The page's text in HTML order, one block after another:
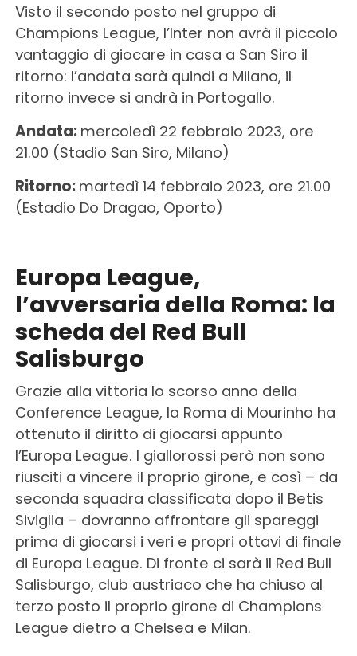
Visto il secondo posto nel gruppo di
Champions League, l’Inter non avrà il piccolo
vantaggio di giocare in casa a San Siro il
ritorno: l’andata sarà quindi a Milano, il
ritorno invece si andrà in Portogallo.
Andata: mercoledì 22 febbraio 2023, ore
21.00 (Stadio San Siro, Milano)
Ritorno: martedì 14 febbraio 2023, ore 21.00
(Estadio Do Dragao, Oporto)
Europa League,
l’avversaria della Roma: la
scheda del Red Bull
Salisburgo
Grazie alla vittoria lo scorso anno della
Conference League, la Roma di Mourinho ha
ottenuto il diritto di giocarsi appunto
l’Europa League. I giallorossi però non sono
riusciti a vincere il proprio girone, e così – da
seconda squadra classificata dopo il Betis
Siviglia – dovranno affrontare gli spareggi
prima di giocarsi i veri e propri ottavi di finale
di Europa League. Di fronte ci sarà il Red Bull
Salisburgo, club austriaco che ha chiuso al
terzo posto il proprio girone di Champions
League dietro a Chelsea e Milan.